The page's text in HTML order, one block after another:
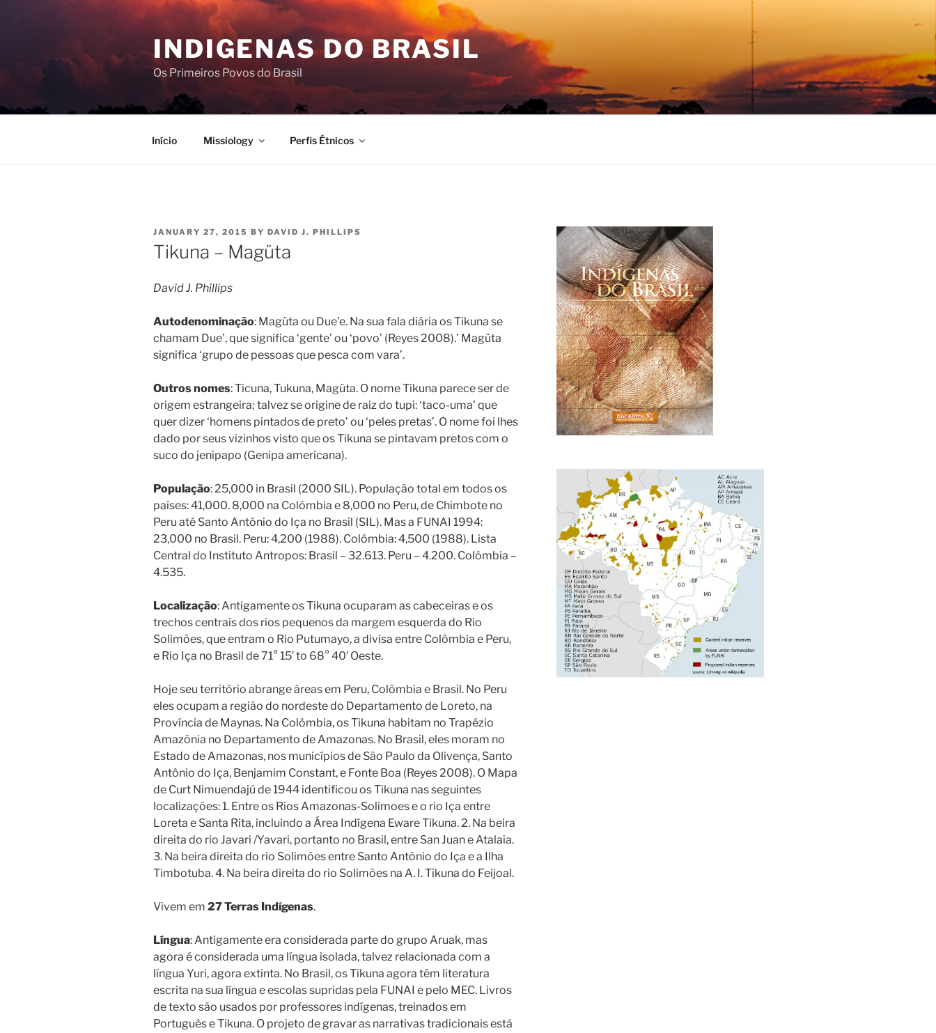
INDIGENAS DO BRASIL
Os Primeiros Povos do Brasil
Início Missiology Perfis Étnicos
POSTED
ON
JANUARY 27, 2015 BY DAVID J. PHILLIPS
Tikuna – Magüta
David J. Phillips
Autodenominação: Magüta ou Due’e. Na sua fala diária os Tikuna se
chamam Due’, que significa ‘gente’ ou ‘povo’ (Reyes 2008).’ Magüta
significa ‘grupo de pessoas que pesca com vara’.
Outros nomes: Ticuna, Tukuna, Magüta. O nome Tikuna parece ser de
origem estrangeira; talvez se origine de raiz do tupi: ‘taco-uma’ que
quer dizer ‘homens pintados de preto’ ou ‘peles pretas’. O nome foi lhes
dado por seus vizinhos visto que os Tikuna se pintavam pretos com o
suco do jenipapo (Genipa americana).
População: 25,000 in Brasil (2000 SIL). População total em todos os
países: 41,000. 8,000 na Colômbia e 8,000 no Peru, de Chimbote no
Peru até Santo Antônio do Iça no Brasil (SIL). Mas a FUNAI 1994:
23,000 no Brasil. Peru: 4,200 (1988). Colômbia: 4,500 (1988). Lista
Central do Instituto Antropos: Brasil – 32.613. Peru – 4.200. Colômbia –
4.535.
Localização: Antigamente os Tikuna ocuparam as cabeceiras e os
trechos centrais dos rios pequenos da margem esquerda do Rio
Solimões, que entram o Rio Putumayo, a divisa entre Colômbia e Peru,
e Rio Iça no Brasil de 71° 15′ to 68° 40′ Oeste.
Hoje seu território abrange áreas em Peru, Colômbia e Brasil. No Peru
eles ocupam a região do nordeste do Departamento de Loreto, na
Província de Maynas. Na Colômbia, os Tikuna habitam no Trapézio
Amazônia no Departamento de Amazonas. No Brasil, eles moram no
Estado de Amazonas, nos municípios de São Paulo da Olivença, Santo
Antônio do Iça, Benjamim Constant, e Fonte Boa (Reyes 2008). O Mapa
de Curt Nimuendajú de 1944 identificou os Tikuna nas seguintes
localizações: 1. Entre os Rios Amazonas-Solimoes e o rio Iça entre
Loreta e Santa Rita, incluindo a Área Indígena Eware Tikuna. 2. Na beira
direita do rio Javari /Yavari, portanto no Brasil, entre San Juan e Atalaia.
3. Na beira direita do rio Solimões entre Santo Antônio do Iça e a Ilha
Timbotuba. 4. Na beira direita do rio Solimões na A. I. Tikuna do Feijoal.
Vivem em 27 Terras Indígenas.
Língua: Antigamente era considerada parte do grupo Aruak, mas
agora é considerada uma língua isolada, talvez relacionada com a
língua Yuri, agora extinta. No Brasil, os Tikuna agora têm literatura
escrita na sua língua e escolas supridas pela FUNAI e pelo MEC. Livros
de texto são usados por professores indígenas, treinados em
Português e Tikuna. O projeto de gravar as narrativas tradicionais está